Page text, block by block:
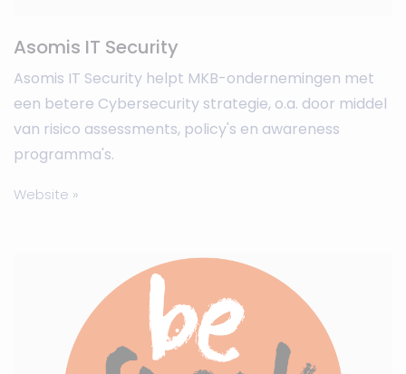
Asomis IT Security
Asomis IT Security helpt MKB-ondernemingen met
een betere Cybersecurity strategie, o.a. door middel
van risico assessments, policy's en awareness
programma's.
Website »